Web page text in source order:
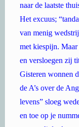
naar de laatste
Het excuus;
van menig
met kiespijn. Maar
en versloegen zij
Gisteren wonnen
de A’s over de
levens” sloeg
en toe op je